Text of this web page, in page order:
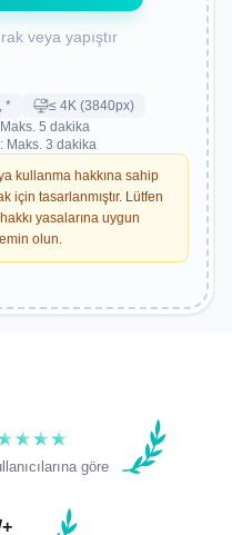
veya yapıştır
*
≤ 4K (3840px)
5 dakika
Maks. 3 dakika
kullanma hakkına sahip
için tasarlanmıştır. Lütfen
yasalarına uygun
olun.
göre